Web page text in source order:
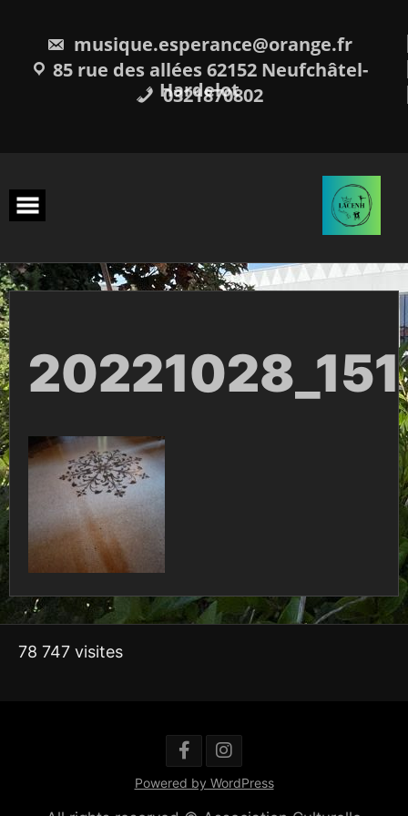
musique.esperance@orange.fr
85 rue des allées 62152 Neufchâtel-
Hardelot
0321870802
78 747 visites
Powered by WordPress